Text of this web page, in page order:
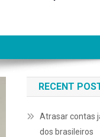
RECENT
Atrasar contas
dos brasileiros